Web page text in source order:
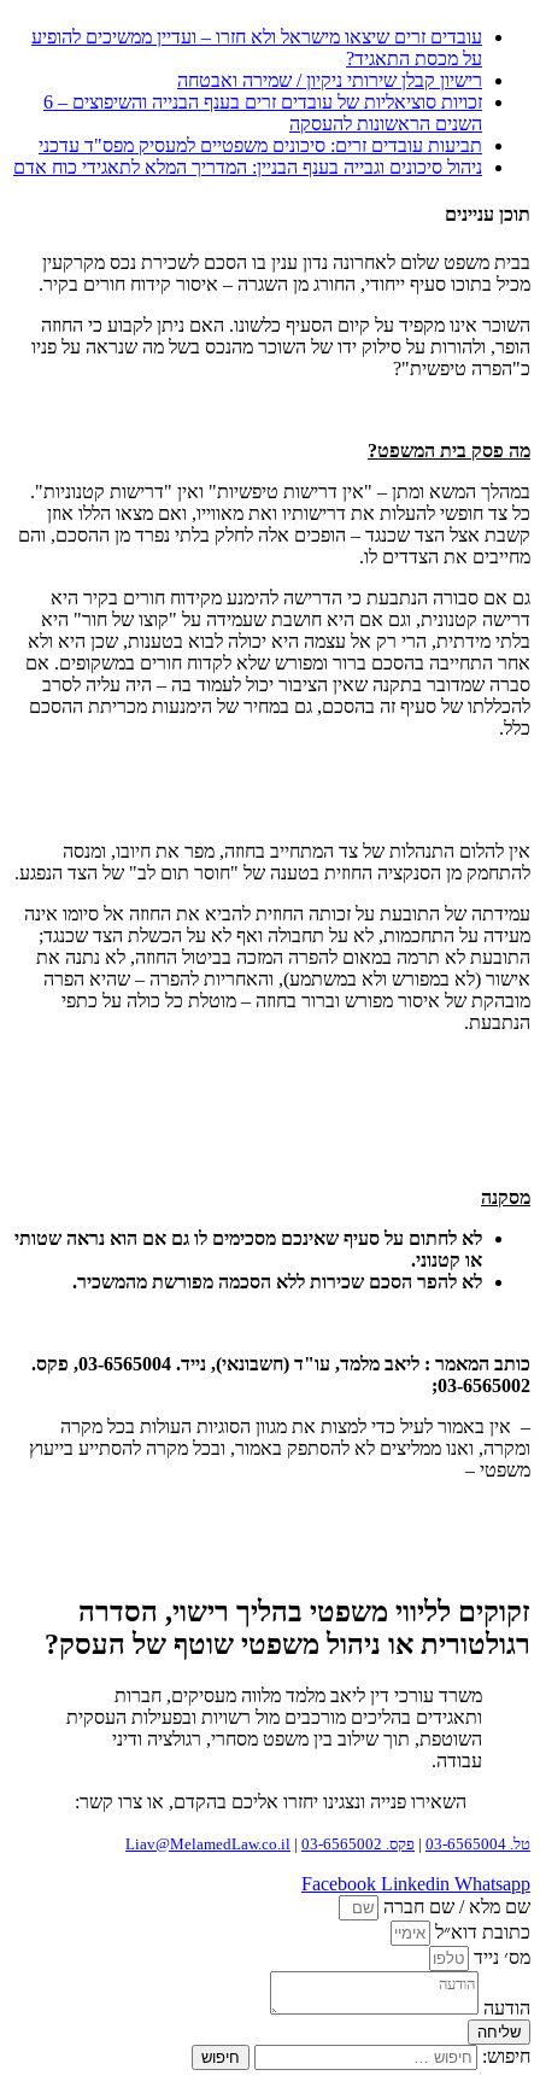
עובדים זרים שיצאו מישראל ולא חזרו – ועדיין ממשיכים להופיע
על מכסת התאגיד?
רישיון קבלן שירותי ניקיון / שמירה ואבטחה
זכויות סוציאליות של עובדים זרים בענף הבנייה והשיפוצים – 6
השנים הראשונות להעסקה
תביעות עובדים זרים: סיכונים משפטיים למעסיק מפס"ד עדכני
ניהול סיכונים וגבייה בענף הבניין: המדריך המלא לתאגידי כוח אדם
תוכן עניינים
בבית משפט שלום לאחרונה נדון ענין בו הסכם לשכירת נכס מקרקעין
מכיל בתוכו סעיף ייחודי, החורג מן השגרה – איסור קידוח חורים בקיר.
השוכר אינו מקפיד על קיום הסעיף כלשונו. האם ניתן לקבוע כי החוזה
הופר, ולהורות על סילוק ידו של השוכר מהנכס בשל מה שנראה על פניו
כ"הפרה טיפשית"?
מה פסק בית המשפט?
במהלך המשא ומתן – "אין דרישות טיפשיות" ואין "דרישות קטנוניות".
כל צד חופשי להעלות את דרישותיו ואת מאווייו, ואם מצאו הללו אוזן
קשבת אצל הצד שכנגד – הופכים אלה לחלק בלתי נפרד מן ההסכם, והם
מחייבים את הצדדים לו.
גם אם סבורה הנתבעת כי הדרישה להימנע מקידוח חורים בקיר היא
דרישה קטנונית, וגם אם היא חושבת שעמידה על "קוצו של חור" היא
בלתי מידתית, הרי רק אל עצמה היא יכולה לבוא בטענות, שכן היא ולא
אחר התחייבה בהסכם ברור ומפורש שלא לקדוח חורים במשקופים. אם
סברה שמדובר בתקנה שאין הציבור יכול לעמוד בה – היה עליה לסרב
להכללתו של סעיף זה בהסכם, גם במחיר של הימנעות מכריתת ההסכם
כלל.
אין להלום התנהלות של צד המתחייב בחוזה, מפר את חיובו, ומנסה
להתחמק מן הסנקציה החוזית בטענה של "חוסר תום לב" של הצד הנפגע.
עמידתה של התובעת על זכותה החוזית להביא את החוזה אל סיומו אינה
מעידה על התחכמות, לא על תחבולה ואף לא על הכשלת הצד שכנגד;
התובעת לא תרמה במאום להפרה המזכה בביטול החוזה, לא נתנה את
אישור (לא במפורש ולא במשתמע), והאחריות להפרה – שהיא הפרה
מובהקת של איסור מפורש וברור בחוזה – מוטלת כל כולה על כתפי
הנתבעת.
מסקנה
לא לחתום על סעיף שאינכם מסכימים לו גם אם הוא נראה שטותי
או קטנוני.
לא להפר הסכם שכירות ללא הסכמה מפורשת מהמשכיר.
כותב המאמר : ליאב מלמד, עו"ד (חשבונאי), נייד. 03-6565004, פקס.
03-6565002;
– אין באמור לעיל כדי למצות את מגוון הסוגיות העולות בכל מקרה
ומקרה, ואנו ממליצים לא להסתפק באמור, ובכל מקרה להסתייע בייעוץ
משפטי –
זקוקים לליווי משפטי בהליך רישוי, הסדרה
רגולטורית או ניהול משפטי שוטף של העסק?
משרד עורכי דין ליאב מלמד מלווה מעסיקים, חברות
ותאגידים בהליכים מורכבים מול רשויות ובפעילות העסקית
השוטפת, תוך שילוב בין משפט מסחרי, רגולציה ודיני
עבודה.
השאירו פנייה ונצגינו יחזרו אליכם בהקדם, או צרו קשר:
טל. 03-6565004 | פקס. 03-6565002 |
Liav@MelamedLaw.co.il
Facebook Linkedin Whatsapp
שם מלא / שם חברה
כתובת דוא״ל
מס׳ נייד
הודעה
שליחה
חיפוש: